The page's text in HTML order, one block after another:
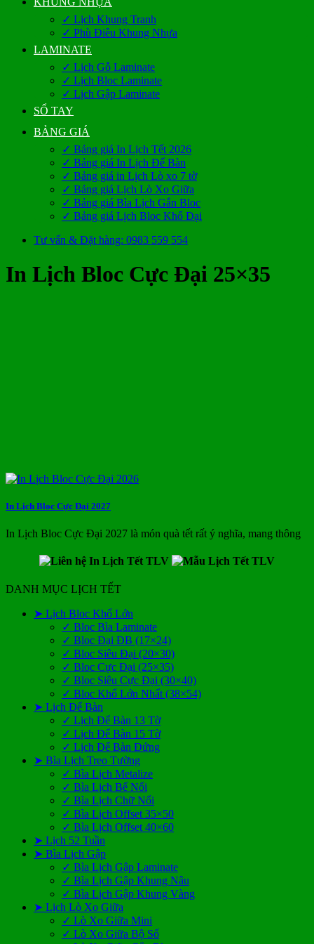
✓ Lịch Khung Tranh
✓ Phù Điêu Khung Nhựa
LAMINATE
✓ Lịch Gỗ Laminate
✓ Lịch Bloc Laminate
✓ Lịch Gập Laminate
SỔ TAY
BẢNG GIÁ
✓ Bảng giá In Lịch Tết 2026
✓ Bảng giá In Lịch Để Bàn
✓ Bảng giá in Lịch Lò xo 7 tờ
✓ Bảng giá Lịch Lò Xo Giữa
✓ Bảng giá Bìa Lịch Gắn Bloc
✓ Bảng giá Lịch Bloc Khổ Đại
Tư vấn & Đặt hàng: 0983 559 554
In Lịch Bloc Cực Đại 25×35
In Lịch Bloc Cực Đại 2027
In Lịch Bloc Cực Đại 2027 là món quà tết rất ý nghĩa, mang thông
DANH MỤC LỊCH TẾT
➤ Lịch Bloc Khổ Lớn
✓ Bloc Bìa Laminate
✓ Bloc Đại ĐB (17×24)
✓ Bloc Siêu Đại (20×30)
✓ Bloc Cực Đại (25×35)
✓ Bloc Siêu Cực Đại (30×40)
✓ Bloc Khổ Lớn Nhất (38×54)
➤ Lịch Để Bàn
✓ Lịch Để Bàn 13 Tờ
✓ Lịch Để Bàn 15 Tờ
✓ Lịch Để Bàn Đứng
➤ Bìa Lịch Treo Tường
✓ Bìa Lịch Metalize
✓ Bìa Lịch Bế Nổi
✓ Bìa Lịch Chữ Nổi
✓ Bìa Lịch Offset 35×50
✓ Bìa Lịch Offset 40×60
➤ Lịch 52 Tuần
➤ Bìa Lịch Gập
✓ Bìa Lịch Gập Laminate
✓ Bìa Lịch Gập Khung Nâu
✓ Bìa Lịch Gập Khung Vàng
➤ Lịch Lò Xo Giữa
✓ Lò Xo Giữa Mini
✓ Lò Xo Giữa Bộ Số